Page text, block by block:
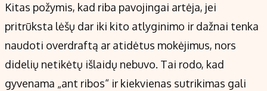
Kitas požymis, kad riba pavojingai artėja, jei
pritrūksta lėšų dar iki kito atlyginimo ir dažnai tenka
naudoti overdraftą ar atidėtus mokėjimus, nors
didelių netikėtų išlaidų nebuvo. Tai rodo, kad
gyvenama „ant ribos“ ir kiekvienas sutrikimas gali